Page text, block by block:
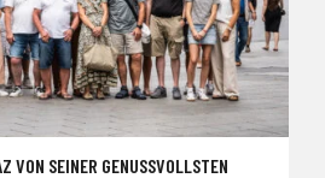
VON SEINER GENUSSVOLLSTEN